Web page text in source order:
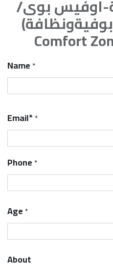
اوفيس بوى/
Comfort
Name *
Email* *
Phone *
Age *
About